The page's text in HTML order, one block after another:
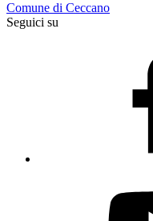
Comune di Ceccano
Seguici su